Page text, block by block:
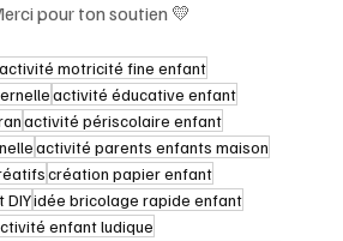
pour ton soutien 💛
activité motricité fine enfant
activité éducative enfant
activité périscolaire enfant
activité parents enfants maison
création papier enfant
DIYidée bricolage rapide enfant
enfant ludique